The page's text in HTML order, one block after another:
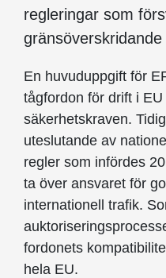
regleringar som
gränsöverskridande
En huvuduppgift för
tågfordon för drift i
säkerhetskraven.
uteslutande av
regler som infördes
ta över ansvaret för
internationell trafik.
fordonets
hela EU.